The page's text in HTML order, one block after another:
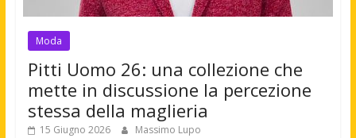
Moda
Pitti Uomo 26: una collezione che
mette in discussione la percezione
stessa della maglieria
15 Giugno 2026 Massimo Lupo